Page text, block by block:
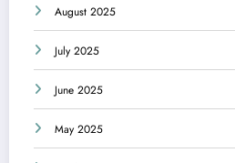
August 2025
July 2025
June 2025
May 2025